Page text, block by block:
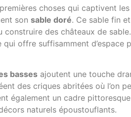
premières choses qui captivent
son sable doré. Ce sable fin
construire des châteaux de
qui offre suffisamment
basses ajoutent une touche
des criques abritées où l’on
également un cadre
naturels époustouflants.